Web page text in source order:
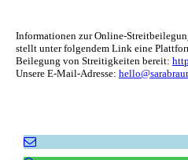
Informationen zur Online-
stellt unter folgendem Link eine
Beilegung von Streitigkeiten bereit:
Unsere E-Mail-Adresse: